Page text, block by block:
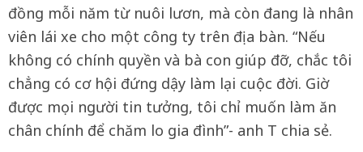
đồng mỗi năm từ nuôi lươn, mà còn đang là nhân
viên lái xe cho một công ty trên địa bàn. “Nếu
không có chính quyền và bà con giúp đỡ, chắc tôi
chẳng có cơ hội đứng dậy làm lại cuộc đời. Giờ
được mọi người tin tưởng, tôi chỉ muốn làm ăn
chân chính để chăm lo gia đình”- anh T chia sẻ.